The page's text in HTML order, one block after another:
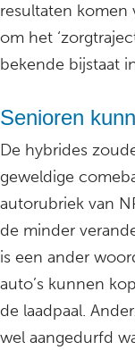
resultaten komen
om het
bekende bijstaat
Senioren
De hybrides
geweldige
autorubriek van
de minder
is een ander
auto’s kunnen
de laadpaal.
wel aangedurfd